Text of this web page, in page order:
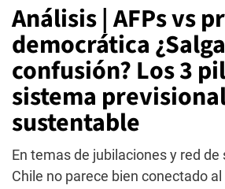
Análisis | AFPs vs
democrática
confusión? Los 3
sistema
sustentable
En temas de jubilaciones y red de
Chile no parece bien conectado